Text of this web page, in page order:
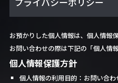
お預かりした個人情報は、個人情報
お問い合わせの際は下記の「個人情
個人情報保護方針
個人情報の利用目的：お問い合わ